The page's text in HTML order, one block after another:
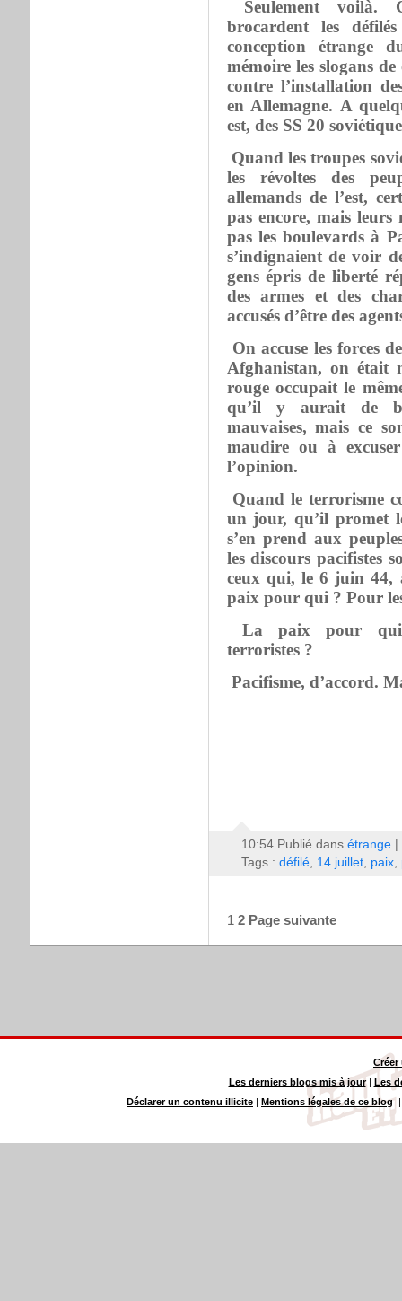
Seulement voilà.
brocardent les
conception étrange
mémoire les slogans
contre l’installation
en Allemagne. A
est, des SS 20
Quand les troupes
les révoltes des
allemands de l’est,
pas encore, mais leurs
pas les boulevards à
s’indignaient de voir
gens épris de liberté
des armes et des
accusés d’être des
On accuse les forces
Afghanistan, on était
rouge occupait le
qu’il y aurait de
mauvaises, mais ce
maudire ou à
l’opinion.
Quand le terrorisme
un jour, qu’il promet
s’en prend aux
les discours pacifistes
ceux qui, le 6 juin 44,
paix pour qui ? Pour
La paix pour
terroristes ?
Pacifisme, d’accord.
10:54 Publié dans étrange|
Tags : défilé, 14 juillet, paix,
1 2 Page suivante
Créer
Les derniers blogs mis à jour| Les
Déclarer un contenu illicite | Mentions légales de ce blog